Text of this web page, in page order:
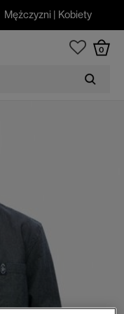
Mężczyzni | Kobiety
0